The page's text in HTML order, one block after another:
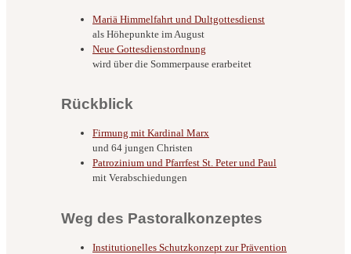
Mariä Himmelfahrt und Dultgottesdienst
als Höhepunkte im August
Neue Gottesdienstordnung
wird über die Sommerpause erarbeitet
Rückblick
Firmung mit Kardinal Marx
und 64 jungen Christen
Patrozinium und Pfarrfest St. Peter und Paul
mit Verabschiedungen
Weg des Pastoralkonzeptes
Institutionelles Schutzkonzept zur Prävention